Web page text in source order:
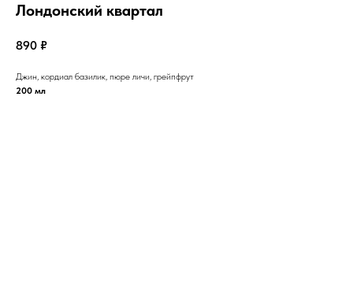
Лондонский квартал
890 ₽
Джин, кордиал базилик, пюре личи, грейпфрут
200 мл